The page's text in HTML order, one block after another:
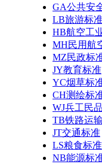
GA公共安
LB旅游标
HB航空工
MH民用航
MZ民政标
JY教育标准
YC烟草标
CH测绘标
WJ兵工民
TB铁路运
JT交通标准
LS粮食标准
NB能源标